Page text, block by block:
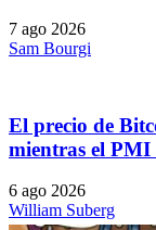
7 ago 2026
Sam Bourgi
El precio de
mientras el PMI
6 ago 2026
William Suberg